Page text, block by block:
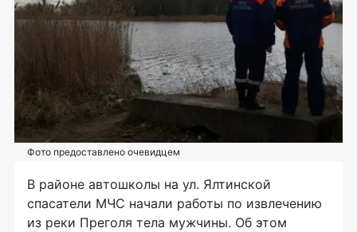
Фото предоставлено очевидцем
В районе автошколы на ул. Ялтинской
спасатели МЧС начали работы по извлечению
из реки Преголя тела мужчины. Об этом